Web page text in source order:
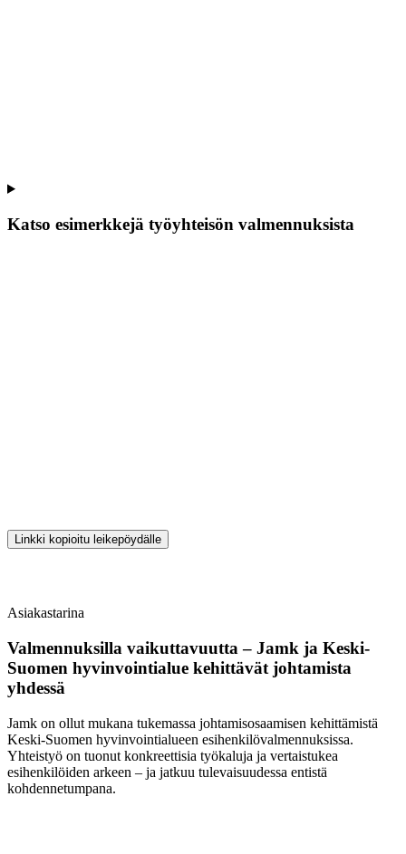
Katso esimerkkejä työyhteisön valmennuksista
Linkki kopioitu leikepöydälle
Asiakastarina
Valmennuksilla vaikuttavuutta – Jamk ja Keski-
Suomen hyvinvointialue kehittävät johtamista
yhdessä
Jamk on ollut mukana tukemassa johtamisosaamisen kehittämistä
Keski-Suomen hyvinvointialueen esihenkilövalmennuksissa.
Yhteistyö on tuonut konkreettisia työkaluja ja vertaistukea
esihenkilöiden arkeen – ja jatkuu tulevaisuudessa entistä
kohdennetumpana.